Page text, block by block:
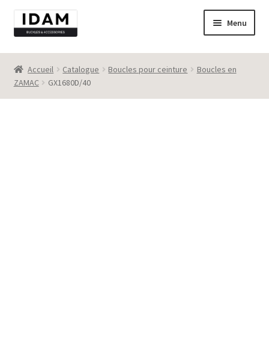
Aller
à
Aller
au
Menu
Catalogue
New
Accueil Catalogue Boucles pour ceinture
Boucles en
ZAMAC
GX1680D/40